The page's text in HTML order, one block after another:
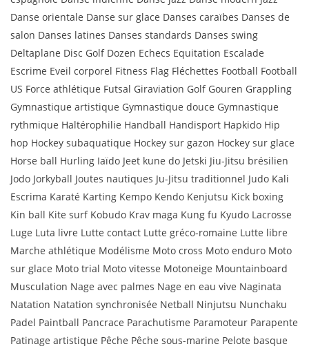
Danse orientale Danse sur glace Danses caraïbes Danses de
salon Danses latines Danses standards Danses swing
Deltaplane Disc Golf Dozen Echecs Equitation Escalade
Escrime Eveil corporel Fitness Flag Fléchettes Football Football
US Force athlétique Futsal Giraviation Golf Gouren Grappling
Gymnastique artistique Gymnastique douce Gymnastique
rythmique Haltérophilie Handball Handisport Hapkido Hip
hop Hockey subaquatique Hockey sur gazon Hockey sur glace
Horse ball Hurling Iaïdo Jeet kune do Jetski Jiu-Jitsu brésilien
Jodo Jorkyball Joutes nautiques Ju-Jitsu traditionnel Judo Kali
Escrima Karaté Karting Kempo Kendo Kenjutsu Kick boxing
Kin ball Kite surf Kobudo Krav maga Kung fu Kyudo Lacrosse
Luge Luta livre Lutte contact Lutte gréco-romaine Lutte libre
Marche athlétique Modélisme Moto cross Moto enduro Moto
sur glace Moto trial Moto vitesse Motoneige Mountainboard
Musculation Nage avec palmes Nage en eau vive Naginata
Natation Natation synchronisée Netball Ninjutsu Nunchaku
Padel Paintball Pancrace Parachutisme Paramoteur Parapente
Patinage artistique Pêche Pêche sous-marine Pelote basque